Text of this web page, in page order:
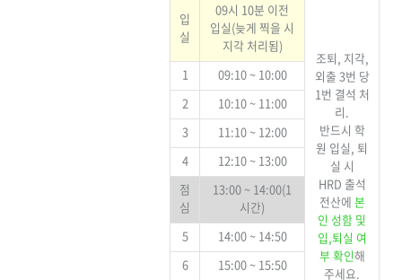
입
실
09시 10분 이전
입실(늦게 찍을 시
지각 처리됨)
조퇴, 지각,
외출 3번 당
1번 결석 처
리.
반드시 학
원 입실, 퇴
실 시
HRD 출석
전산에 본
인 성함 및
입,퇴실 여
부 확인해
주세요.
1
09:10 ~ 10:00
2
10:10 ~ 11:00
3
11:10 ~ 12:00
4
12:10 ~ 13:00
점
심
13:00 ~ 14:00(1
시간)
5
14:00 ~ 14:50
6
15:00 ~ 15:50